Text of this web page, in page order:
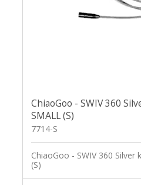
ChiaoGoo - SWIV 360
SMALL (S)
7714-S
ChiaoGoo - SWIV 360 Silver
(S)